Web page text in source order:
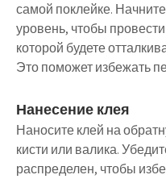
самой поклейке.
уровень, чтобы
которой будете
Это поможет избежать
Нанесение клея
Наносите клей на
кисти или валика.
распределен, чтобы